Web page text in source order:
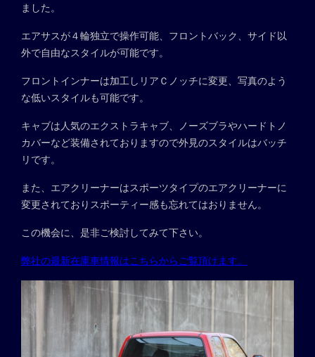
ました。
エアサスが４輪独立で操作可能、フロントバック、サイド以
外で自由なスタイルが可能です。
フロントインナーは加工しリアＣノッチに変更、写真のよう
な低いスタイルも可能です。
キャブは人気のエクストラキャブ、ノーズブラやハードトノ
カバーなど装備されておりますので外見のスタイルはバッチ
リです。
また、エアクリーナーはスポーツタイプのエアクリーナーに
変更されておりスポーティー感も忘れてはおりません。
この機会に、是非ご検討してみて下さい。
弊社の最新在庫車情報はこちらからご覧頂けます。